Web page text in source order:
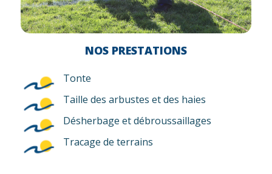
NOS PRESTATIONS
Tonte
Taille des arbustes et des haies
Désherbage et débroussaillages
Tracage de terrains